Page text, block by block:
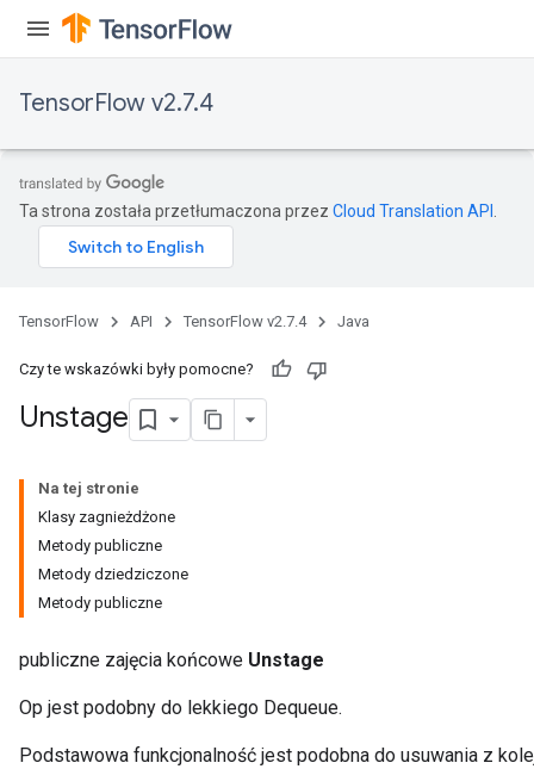
TensorFlow v2.7.4
Ta strona została przetłumaczona przez Cloud Translation API
TensorFlow API TensorFlow v2.7.4 Java
Czy te wskazówki były pomocne?
Unstage
Na tej stronie
Klasy zagnieżdżone
Metody publiczne
Metody dziedziczone
Metody publiczne
publiczne zajęcia końcowe Unstage
Op jest podobny do lekkiego Dequeue.
Podstawowa funkcjonalność jest podobna do usuwania z